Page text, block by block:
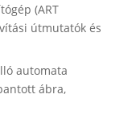
(ART
útmutatók és
automata
ábra,